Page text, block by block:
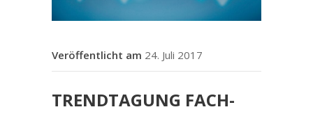
24. Juli 2017
TRENDTAGUNG FACH-